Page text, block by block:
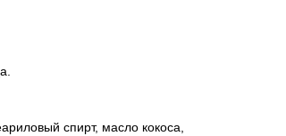
спирт, масло кокоса,